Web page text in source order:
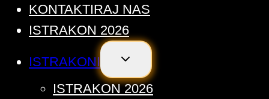
KONTAKTIRAJ NAS
ISTRAKON 2026
ISTRAKONI TOGGLE
CHILD
MENU
ISTRAKON 2026